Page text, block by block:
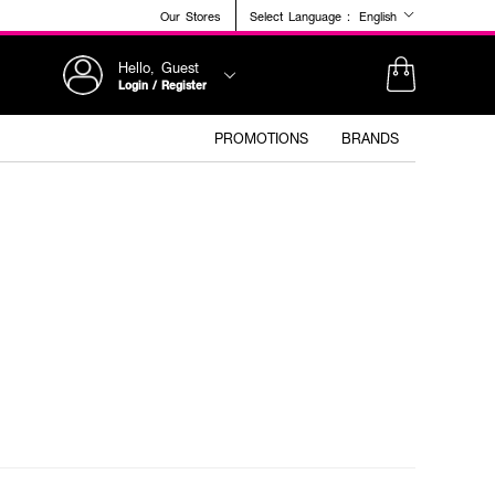
Our Stores Select Language : English
Hello, Guest
Login / Register
PROMOTIONS BRANDS